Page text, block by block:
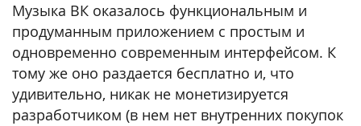
Музыка ВК оказалось функциональным и
продуманным приложением с простым и
одновременно современным интерфейсом. К
тому же оно раздается бесплатно и, что
удивительно, никак не монетизируется
разработчиком (в нем нет внутренних покупок